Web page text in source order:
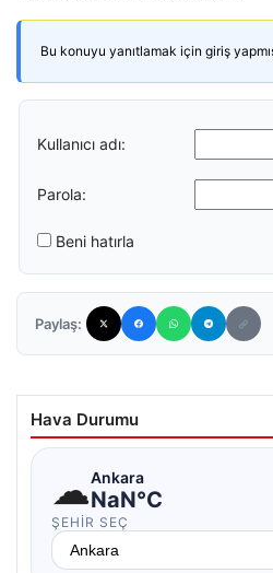
Bu konuyu yanıtlamak için giriş
Kullanıcı adı:
Parola:
Beni hatırla
Paylaş:
Hava Durumu
☁Ankara
NaN°C
ŞEHIR SEÇ